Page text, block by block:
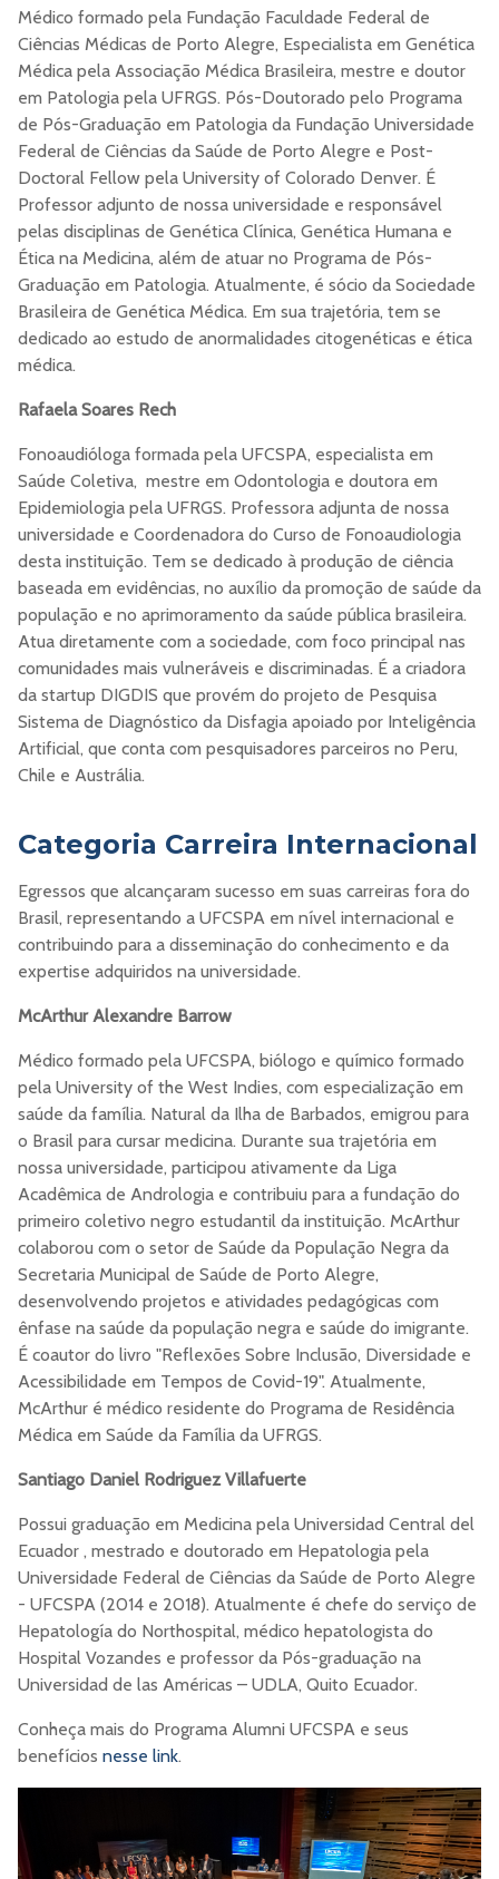
Médico formado pela Fundação Faculdade Federal de
Ciências Médicas de Porto Alegre, Especialista em Genética
Médica pela Associação Médica Brasileira, mestre e doutor
em Patologia pela UFRGS. Pós-Doutorado pelo Programa
de Pós-Graduação em Patologia da Fundação Universidade
Federal de Ciências da Saúde de Porto Alegre e Post-
Doctoral Fellow pela University of Colorado Denver. É
Professor adjunto de nossa universidade e responsável
pelas disciplinas de Genética Clínica, Genética Humana e
Ética na Medicina, além de atuar no Programa de Pós-
Graduação em Patologia. Atualmente, é sócio da Sociedade
Brasileira de Genética Médica. Em sua trajetória, tem se
dedicado ao estudo de anormalidades citogenéticas e ética
médica.
Rafaela Soares Rech
Fonoaudióloga formada pela UFCSPA, especialista em
Saúde Coletiva, mestre em Odontologia e doutora em
Epidemiologia pela UFRGS. Professora adjunta de nossa
universidade e Coordenadora do Curso de Fonoaudiologia
desta instituição. Tem se dedicado à produção de ciência
baseada em evidências, no auxílio da promoção de saúde da
população e no aprimoramento da saúde pública brasileira.
Atua diretamente com a sociedade, com foco principal nas
comunidades mais vulneráveis e discriminadas. É a criadora
da startup DIGDIS que provém do projeto de Pesquisa
Sistema de Diagnóstico da Disfagia apoiado por Inteligência
Artificial, que conta com pesquisadores parceiros no Peru,
Chile e Austrália.
Categoria Carreira Internacional
Egressos que alcançaram sucesso em suas carreiras fora do
Brasil, representando a UFCSPA em nível internacional e
contribuindo para a disseminação do conhecimento e da
expertise adquiridos na universidade.
McArthur Alexandre Barrow
Médico formado pela UFCSPA, biólogo e químico formado
pela University of the West Indies, com especialização em
saúde da família. Natural da Ilha de Barbados, emigrou para
o Brasil para cursar medicina. Durante sua trajetória em
nossa universidade, participou ativamente da Liga
Acadêmica de Andrologia e contribuiu para a fundação do
primeiro coletivo negro estudantil da instituição. McArthur
colaborou com o setor de Saúde da População Negra da
Secretaria Municipal de Saúde de Porto Alegre,
desenvolvendo projetos e atividades pedagógicas com
ênfase na saúde da população negra e saúde do imigrante.
É coautor do livro "Reflexões Sobre Inclusão, Diversidade e
Acessibilidade em Tempos de Covid-19". Atualmente,
McArthur é médico residente do Programa de Residência
Médica em Saúde da Família da UFRGS.
Santiago Daniel Rodriguez Villafuerte
Possui graduação em Medicina pela Universidad Central del
Ecuador , mestrado e doutorado em Hepatologia pela
Universidade Federal de Ciências da Saúde de Porto Alegre
- UFCSPA (2014 e 2018). Atualmente é chefe do serviço de
Hepatología do Northospital, médico hepatologista do
Hospital Vozandes e professor da Pós-graduação na
Universidad de las Américas – UDLA, Quito Ecuador.
Conheça mais do Programa Alumni UFCSPA e seus
benefícios nesse link.